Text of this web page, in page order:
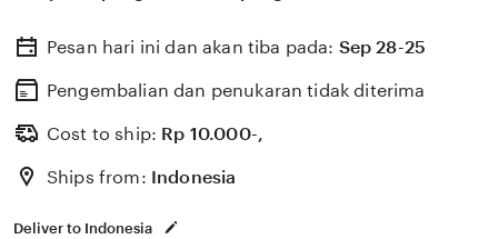
berkembang pesat di pasar global. Dengan dukungan
update, kami terus memantau perkembangan
sosok viral favorit Anda secara eksklusif.
Pesan hari ini dan akan tiba pada: Sep 28-25
Pengembalian dan penukaran tidak diterima
Cost to ship: Rp 10.000-,
Ships from: Indonesia
Deliver to Indonesia